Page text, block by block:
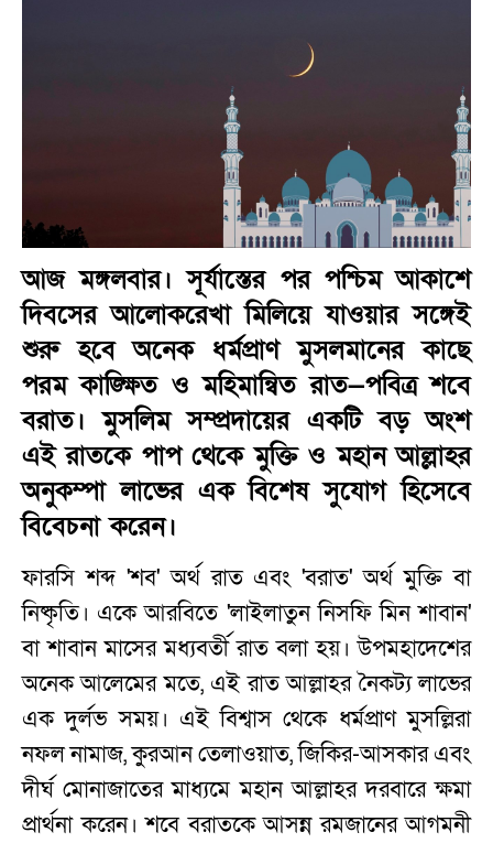
আজ মঙ্গলবার। সূর্যাস্তের পর পশ্চিম আকাশে
দিবসের আলোকরেখা মিলিয়ে যাওয়ার সঙ্গেই
শুরু হবে অনেক ধর্মপ্রাণ মুসলমানের কাছে
পরম কাঙ্ক্ষিত ও মহিমান্বিত রাত—পবিত্র শবে
বরাত। মুসলিম সম্প্রদায়ের একটি বড় অংশ
এই রাতকে পাপ থেকে মুক্তি ও মহান আল্লাহর
অনুকম্পা লাভের এক বিশেষ সুযোগ হিসেবে
বিবেচনা করেন।
ফারসি শব্দ 'শব' অর্থ রাত এবং 'বরাত' অর্থ মুক্তি বা
নিষ্কৃতি। একে আরবিতে 'লাইলাতুন নিসফি মিন শাবান'
বা শাবান মাসের মধ্যবর্তী রাত বলা হয়। উপমহাদেশের
অনেক আলেমের মতে, এই রাত আল্লাহর নৈকট্য লাভের
এক দুর্লভ সময়। এই বিশ্বাস থেকে ধর্মপ্রাণ মুসল্লিরা
নফল নামাজ, কুরআন তেলাওয়াত, জিকির-আসকার এবং
দীর্ঘ মোনাজাতের মাধ্যমে মহান আল্লাহর দরবারে ক্ষমা
প্রার্থনা করেন। শবে বরাতকে আসন্ন রমজানের আগমনী